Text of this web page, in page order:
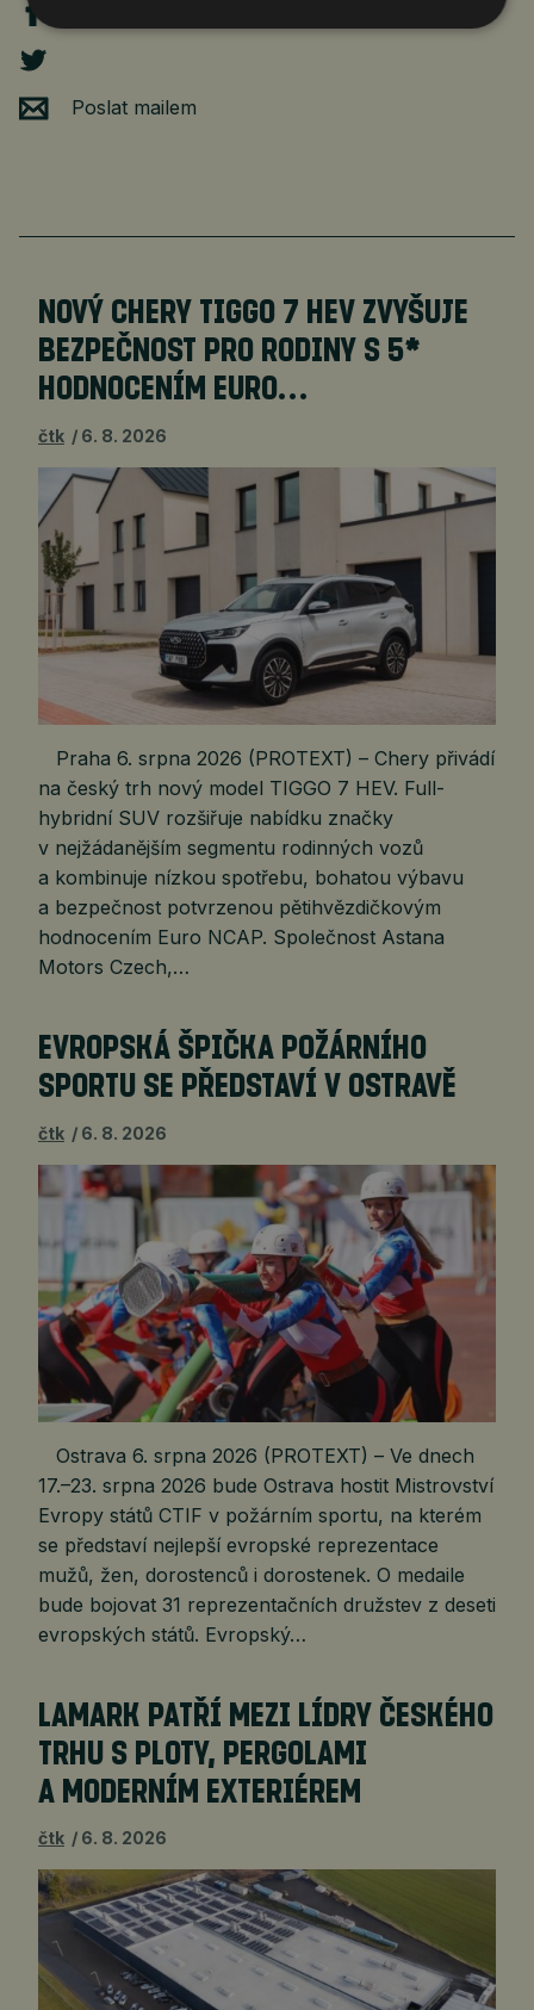
Poslat mailem
NOVÝ CHERY TIGGO 7 HEV ZVYŠUJE
BEZPEČNOST PRO RODINY S 5*
HODNOCENÍM EURO…
čtk 6. 8. 2026
Praha 6. srpna 2026 (PROTEXT) – Chery přivádí
na český trh nový model TIGGO 7 HEV. Full-
hybridní SUV rozšiřuje nabídku značky
v nejžádanějším segmentu rodinných vozů
a kombinuje nízkou spotřebu, bohatou výbavu
a bezpečnost potvrzenou pětihvězdičkovým
hodnocením Euro NCAP. Společnost Astana
Motors Czech,…
EVROPSKÁ ŠPIČKA POŽÁRNÍHO
SPORTU SE PŘEDSTAVÍ V OSTRAVĚ
čtk 6. 8. 2026
Ostrava 6. srpna 2026 (PROTEXT) – Ve dnech
17.–23. srpna 2026 bude Ostrava hostit Mistrovství
Evropy států CTIF v požárním sportu, na kterém
se představí nejlepší evropské reprezentace
mužů, žen, dorostenců i dorostenek. O medaile
bude bojovat 31 reprezentačních družstev z deseti
evropských států. Evropský…
LAMARK PATŘÍ MEZI LÍDRY ČESKÉHO
TRHU S PLOTY, PERGOLAMI
A MODERNÍM EXTERIÉREM
čtk 6. 8. 2026